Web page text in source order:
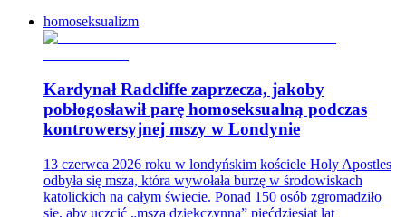
homoseksualizm
Kardynał Radcliffe zaprzecza, jakoby
pobłogosławił parę homoseksualną podczas
kontrowersyjnej mszy w Londynie
13 czerwca 2026 roku w londyńskim kościele Holy Apostles
odbyła się msza, która wywołała burzę w środowiskach
katolickich na całym świecie. Ponad 150 osób zgromadziło
się, aby uczcić „mszą dziękczynną” pięćdziesiąt lat